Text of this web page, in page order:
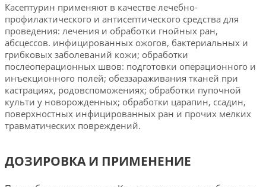
Касептурин применяют в качестве лечебно-
профилактического и антисептического средства для
проведения: лечения и обработки гнойных ран,
абсцессов. инфицированных ожогов, бактериальных и
грибковых заболеваний кожи; обработки
послеоперационных швов: подготовки операционного и
инъекционного полей; обеззараживания тканей при
кастрациях, родовспоможениях; обработки пупочной
культи у новорожденных; обработки царапин, ссадин,
поверхностных инфицированных ран и прочих мелких
травматических повреждений.
ДОЗИРОВКА И ПРИМЕНЕНИЕ